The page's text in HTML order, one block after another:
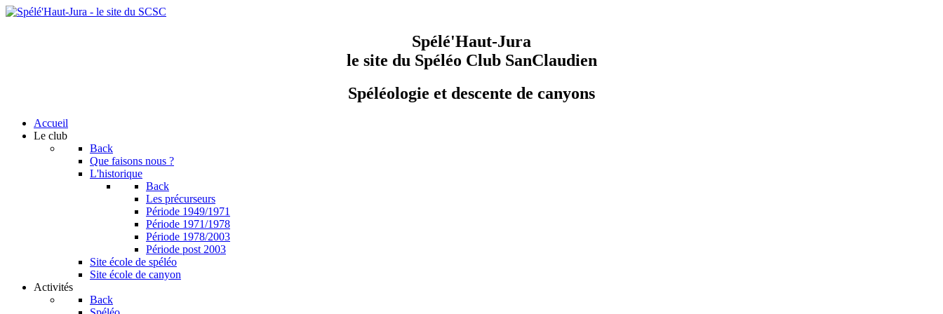
Spélé'Haut-Jura
le site du Spéléo Club SanClaudien
Spéléologie et descente de canyons
Accueil
Le club
Back
Que faisons nous ?
L'historique
Back
Les précurseurs
Période 1949/1971
Période 1971/1978
Période 1978/2003
Période post 2003
Site école de spéléo
Site école de canyon
Activités
Back